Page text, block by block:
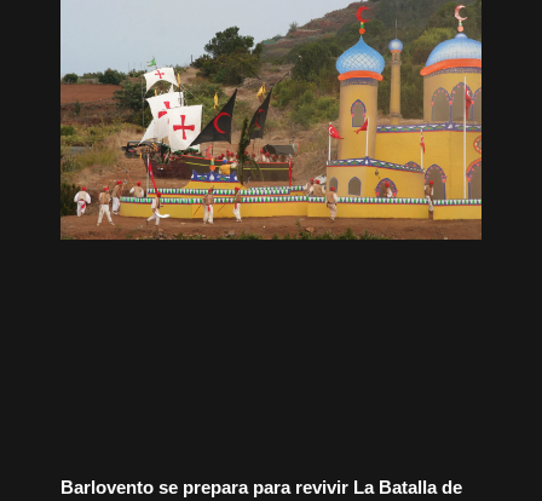
Barlovento se prepara para revivir La Batalla de